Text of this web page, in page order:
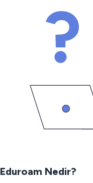
Eduroam Nedir?